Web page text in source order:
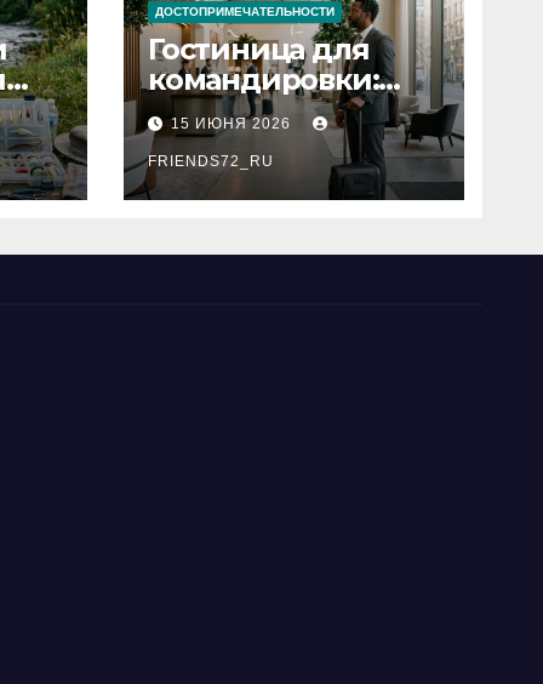
ДОСТОПРИМЕЧАТЕЛЬНОСТИ
Гостиница для
командировки:
основные
критерии выбора
15 ИЮНЯ 2026
FRIENDS72_RU